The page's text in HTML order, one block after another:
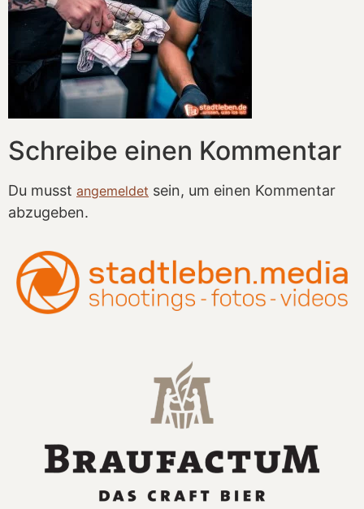
Schreibe einen Kommentar
Du musst angemeldet sein, um einen Kommentar
abzugeben.